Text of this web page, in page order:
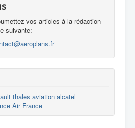
vos articles à la rédaction
suivante:
thales aviation alcatel
Air France